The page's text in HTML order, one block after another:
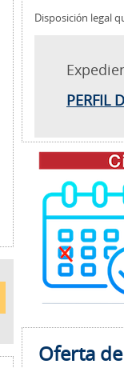
Disposición legal
PERFIL
Oferta